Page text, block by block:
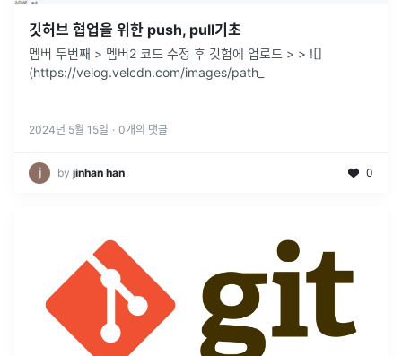
깃허브 협업을 위한 push, pull기초
멤버 두번째 > 멤버2 코드 수정 후 깃헙에 업로드 > > ![]
(https://velog.velcdn.com/images/path_
2024년 5월 15일 · 0개의 댓글
by jinhan han 0